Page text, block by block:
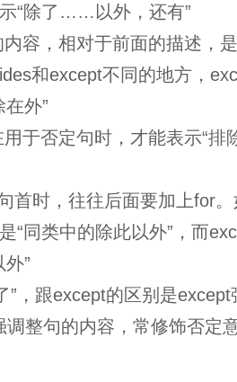
“除了……以外，还有”
容，相对于前面的描述，
和except不同的地方，
外”
于否定句时，才能表示“排
首时，往往后面要加上for
“同类中的除此以外”，而
”
”，跟except的区别是except
调整句的内容，常修饰否定